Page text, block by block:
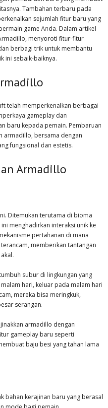
Tambahan terbaru pada
sejumlah fitur baru yang
game Anda. Dalam artikel
menyoroti fitur-fitur
berbagi trik untuk membantu
ini sebaik-baiknya.
telah memperkenalkan berbagai
gameplay dan
baru kepada pemain. Pembaruan
armadillo, bersama dengan
fungsional dan estetis.
Armadillo
Ditemukan terutama di bioma
menghadirkan interaksi unik ke
pertahanan di mana
memberikan tantangan
subur di lingkungan yang
hari, keluar pada malam hari
mereka bisa meringkuk,
serangan.
armadillo dengan
gameplay baru seperti
baju besi yang tahan lama
bahan kerajinan baru yang berasal